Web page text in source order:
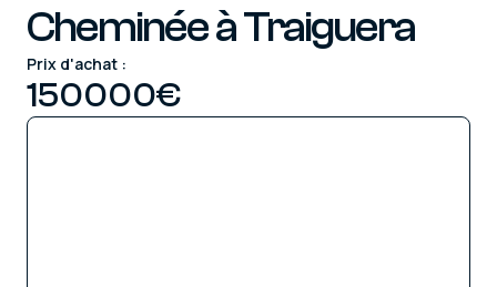
Cheminée à Traiguera
Prix d'achat :
150000€